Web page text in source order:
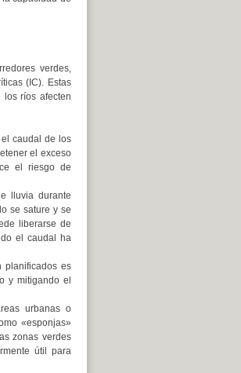
verdes,
(IC). Estas
ríos afecten
el caudal de los
el exceso
el riesgo de
lluvia durante
se sature y se
liberarse de
el caudal ha
planificados es
y mitigando el
urbanas o
«esponjas»
zonas verdes
útil para